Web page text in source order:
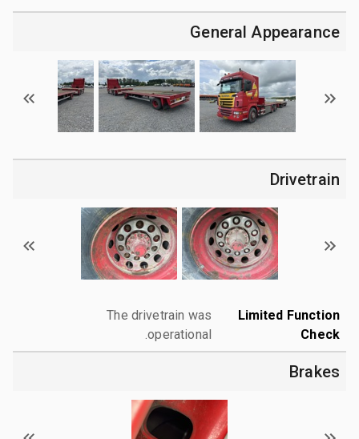
General Appearance
Drivetrain
Limited Function
Check
The drivetrain was
operational.
Brakes